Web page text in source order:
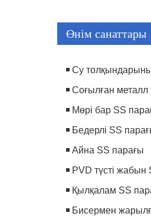
Өнім санаттары
Су
Соғылған металл
Мөрі бар SS
Бедерлі SS
Айна SS парағы
PVD түсті жабын
Қылқалам SS
Бисермен